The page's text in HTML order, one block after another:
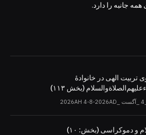
جانبه را دارد.
تربیت الهی در خانوادۀ
(بخش ۱۱۳)
و دموکراسی (بخش: ۱۰)